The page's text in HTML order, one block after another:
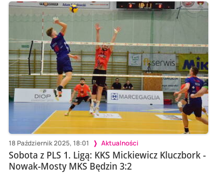
18 Październik 2025, 18:01 Aktualności
Sobota z PLS 1. Ligą: KKS Mickiewicz Kluczbork -
Nowak-Mosty MKS Będzin 3:2